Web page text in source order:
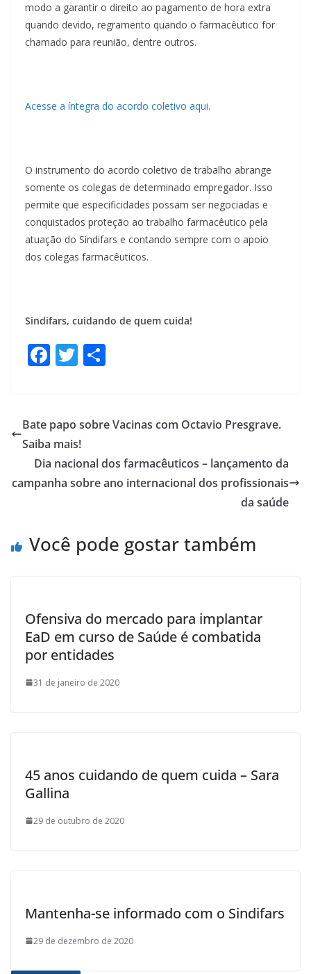
modo a garantir o direito ao pagamento de hora extra
quando devido, regramento quando o farmacêutico for
chamado para reunião, dentre outros.
Acesse a íntegra do acordo coletivo aqui.
O instrumento do acordo coletivo de trabalho abrange
somente os colegas de determinado empregador. Isso
permite que especificidades possam ser negociadas e
conquistados proteção ao trabalho farmacêutico pela
atuação do Sindifars e contando sempre com o apoio
dos colegas farmacêuticos.
Sindifars, cuidando de quem cuida!
F
b
o
o
k
T
er e
Bate papo sobre Vacinas com Octavio Presgrave.
Saiba mais!
Dia nacional dos farmacêuticos – lançamento da
campanha sobre ano internacional dos profissionais
da saúde
Você pode gostar também
Ofensiva do mercado para implantar
EaD em curso de Saúde é combatida
por entidades
31 de janeiro de 2020
45 anos cuidando de quem cuida – Sara
Gallina
29 de outubro de 2020
Mantenha-se informado com o Sindifars
29 de dezembro de 2020